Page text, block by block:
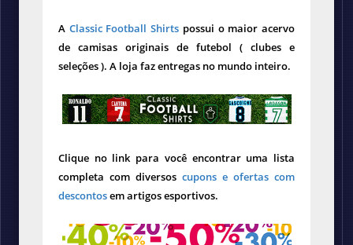
A Classic Football Shirts possui o maior acervo
de camisas originais de futebol ( clubes e
seleções ). A loja faz entregas no mundo inteiro.
Clique no link para você encontrar uma lista
completa com diversos cupons e ofertas com
descontosem artigos esportivos.